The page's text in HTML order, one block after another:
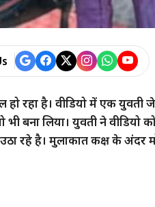
हो रहा है। वीडियो में एक
बना लिया। युवती ने वीडियो
रहे है। मुलाकात कक्ष के